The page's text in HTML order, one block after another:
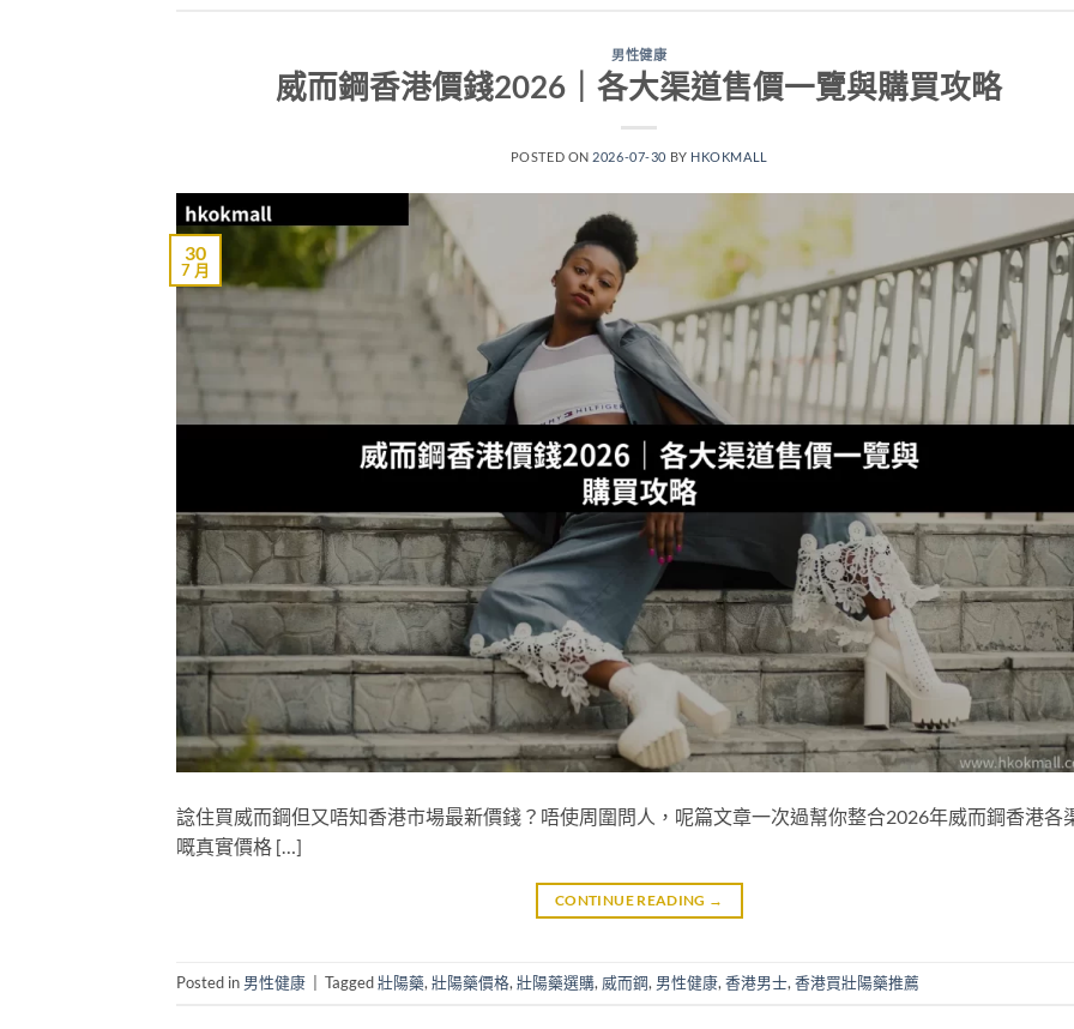
男性健康
威而鋼香港價錢2026｜各大渠道售價一覽與購買攻略
POSTED ON 2026-07-30 BY HKOKMALL
30
7 月
諗住買威而鋼但又唔知香港市場最新價錢？唔使周圍問人，呢篇文章一次過幫你整合2026年威而鋼香港各
嘅真實價格 […]
CONTINUE READING →
Posted in 男性健康 Tagged壯陽藥,壯陽藥價格,壯陽藥選購, 威而鋼, 男性健康,香港男士,香港買壯陽藥推薦